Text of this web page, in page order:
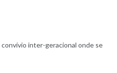
inter-geracional onde se